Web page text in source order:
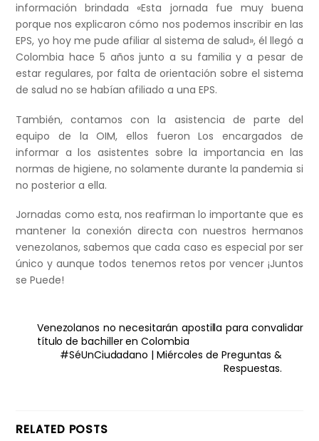
información brindada «Esta jornada fue muy buena
porque nos explicaron cómo nos podemos inscribir en las
EPS, yo hoy me pude afiliar al sistema de salud», él llegó a
Colombia hace 5 años junto a su familia y a pesar de
estar regulares, por falta de orientación sobre el sistema
de salud no se habían afiliado a una EPS.
También, contamos con la asistencia de parte del
equipo de la OIM, ellos fueron Los encargados de
informar a los asistentes sobre la importancia en las
normas de higiene, no solamente durante la pandemia si
no posterior a ella.
Jornadas como esta, nos reafirman lo importante que es
mantener la conexión directa con nuestros hermanos
venezolanos, sabemos que cada caso es especial por ser
único y aunque todos tenemos retos por vencer ¡Juntos
se Puede!
Venezolanos no necesitarán apostilla para convalidar
título de bachiller en Colombia
#SéUnCiudadano | Miércoles de Preguntas &
Respuestas.
RELATED POSTS